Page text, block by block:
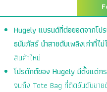
Hugely แบรนด์ที่ต่อยอดจากโ
ธนันภัสร์ นำสายดับเพลิงเก่าที่ไม่
สินค้าใหม่
โปรดักต์ของ Hugely มีตั้งแต่กร
จนถึง Tote Bag ที่ติดอันดับขาย